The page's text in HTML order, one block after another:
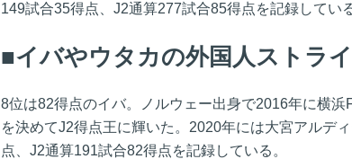
149試合35得点、J2通算277試合85得点を記録している
イバやウタカの外国人ストラ
8位は82得点のイバ。ノルウェー出身で2016年に横
を決めてJ2得点王に輝いた。2020年には大宮アルデ
点、J2通算191試合82得点を記録している。